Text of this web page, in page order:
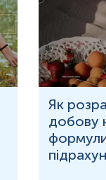
Як
добову